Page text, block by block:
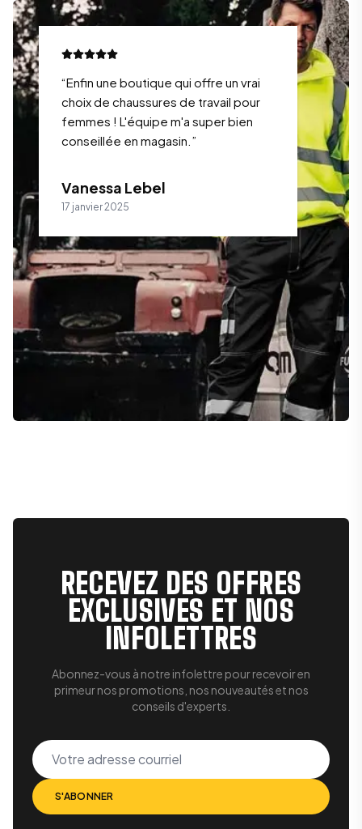
“Enfin une boutique qui offre un vrai
choix de chaussures de travail pour
femmes ! L'équipe m'a super bien
conseillée en magasin. ”
Vanessa Lebel
17 janvier 2025
RECEVEZ DES OFFRES
EXCLUSIVES ET NOS
INFOLETTRES
Abonnez-vous à notre infolettre pour recevoir en
primeur nos promotions, nos nouveautés et nos
conseils d'experts.
Votre adresse courriel
S'ABONNER